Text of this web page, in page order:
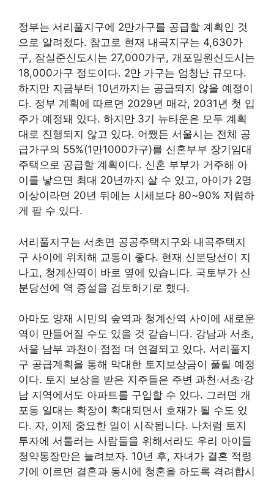
정부는 서리풀지구에 2만가구를 공급할 계획인 것
으로 알려졌다. 참고로 현재 내곡지구는 4,630가
구, 잠실준신도시는 27,000가구, 개포일원신도시는
18,000가구 정도이다. 2만 가구는 엄청난 규모다.
하지만 지금부터 10년까지는 공급되지 않을 예정이
다. 정부 계획에 따르면 2029년 매각, 2031년 첫 입
주가 예정돼 있다. 하지만 3기 뉴타운은 모두 계획
대로 진행되지 않고 있다. 어쨌든 서울시는 전체 공
급가구의 55%(1만1000가구)를 신혼부부 장기임대
주택으로 공급할 계획이다. 신혼 부부가 거주해 아
이를 낳으면 최대 20년까지 살 수 있고, 아이가 2명
이상이라면 20년 뒤에는 시세보다 80~90% 저렴하
게 팔 수 있다.
서리풀지구는 서초면 공공주택지구와 내곡주택지
구 사이에 위치해 교통이 좋다. 현재 신분당선이 지
나고, 청계산역이 바로 옆에 있습니다. 국토부가 신
분당선에 역 증설을 검토하기로 했다.
아마도 양재 시민의 숲역과 청계산역 사이에 새로운
역이 만들어질 수도 있을 것 같습니다. 강남과 서초,
서울 남부 과천이 점점 더 연결되고 있다. 서리풀지
구 공급계획을 통해 막대한 토지보상금이 풀릴 예정
이다. 토지 보상을 받은 지주들은 주변 과천·서초·강
남 지역에서도 아파트를 구입할 수 있다. 그러면 개
포동 일대는 확장이 확대되면서 호재가 될 수도 있
다. 자, 이제 중요한 일이 시작됩니다. 나처럼 토지
투자에 서툴러는 사람들을 위해서라도 우리 아이들
청약통장만은 늘려보자. 10년 후, 자녀가 결혼 적령
기에 이르면 결혼과 동시에 청혼을 하도록 격려합시